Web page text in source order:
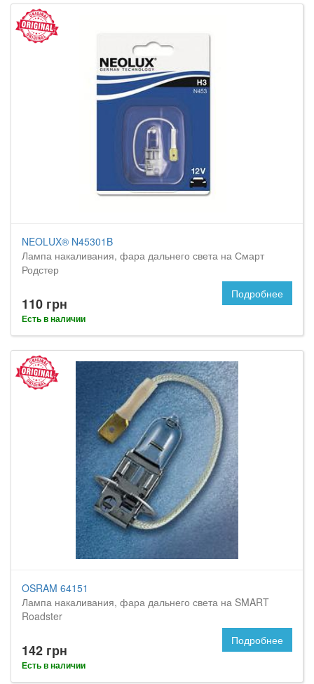
NEOLUX® N45301B
Лампа накаливания, фара дальнего света на Смарт
Родстер
110 грн
Есть в наличии
Подробнее
OSRAM 64151
Лампа накаливания, фара дальнего света на SMART
Roadster
142 грн
Есть в наличии
Подробнее